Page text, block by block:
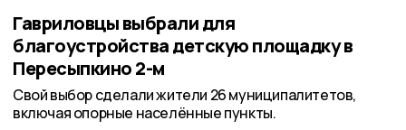
Гавриловцы выбрали для
благоустройства детскую площадку в
Пересыпкино 2-м
Свой выбор сделали жители 26 муниципалитетов,
включая опорные населённые пункты.